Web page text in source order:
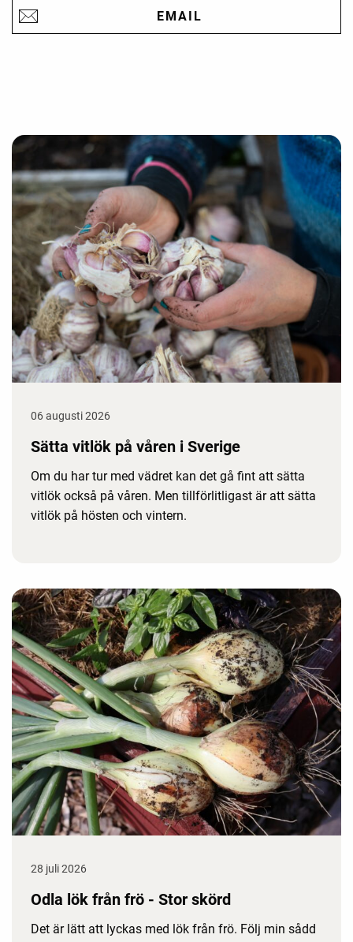
EMAIL
06 augusti 2026
Sätta vitlök på våren i Sverige
Om du har tur med vädret kan det gå fint att sätta
vitlök också på våren. Men tillförlitligast är att sätta
vitlök på hösten och vintern.
28 juli 2026
Odla lök från frö - Stor skörd
Det är lätt att lyckas med lök från frö. Följ min sådd